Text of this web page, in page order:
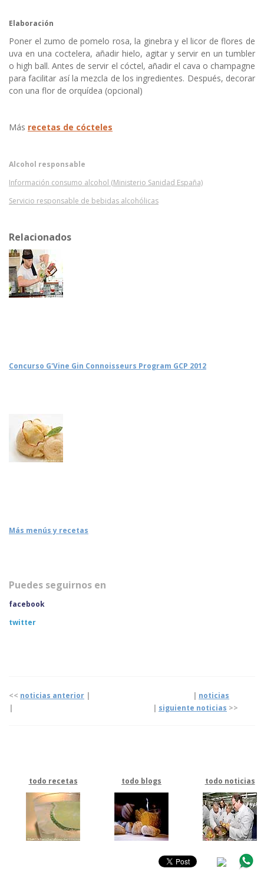
Elaboración
Poner el zumo de pomelo rosa, la ginebra y el licor de flores de
uva en una coctelera, añadir hielo, agitar y servir en un tumbler
o high ball. Antes de servir el cóctel, añadir el cava o champagne
para facilitar así la mezcla de los ingredientes. Después, decorar
con una flor de orquídea (opcional)
Más recetas de cócteles
Alcohol responsable
Información consumo alcohol (Ministerio Sanidad España)
Servicio responsable de bebidas alcohólicas
Relacionados
Concurso G'Vine Gin Connoisseurs Program GCP 2012
Más menús y recetas
Puedes seguirnos en
facebook
twitter
<< noticias anterior | | noticias
|
| siguiente noticias >>
todo recetas todo blogs todo noticias